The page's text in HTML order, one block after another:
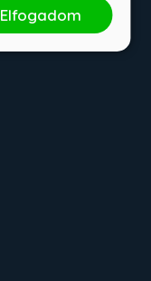
Elfogadom